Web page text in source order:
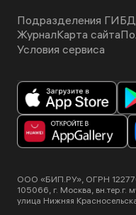
Подразделения
ЖурналКарта сайта
Условия сервиса
ООО «БИП.РУ», ОГРН
105066, г. Москва, вн.тер.г.
улица Нижняя